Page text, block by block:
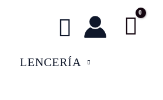
Buscar
LENCERÍA